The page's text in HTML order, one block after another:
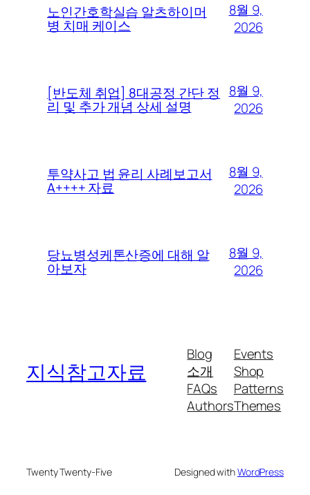
노인간호학실습 알츠하이머
병 치매 케이스
8월 9,
2026
[반도체 취업] 8대공정 간단 정
리 및 추가 개념 상세 설명
8월 9,
2026
투약사고 법 윤리 사례보고서
A++++ 자료
8월 9,
2026
당뇨병성케톤산증에 대해 알
아보자
8월 9,
2026
지식참고자료
Blog
소개
FAQs
Authors
Events
Shop
Patterns
Themes
Twenty Twenty-Five Designed withWordPress